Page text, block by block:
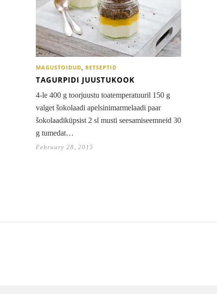
MAGUSTOIDUD, RETSEPTID
TAGURPIDI JUUSTUKOOK
4-le 400 g toorjuustu toatemperatuuril 150 g
valget šokolaadi apelsinimarmelaadi paar
šokolaadiküpsist 2 sl musti seesamiseemneid 30
g tumedat…
February 28, 2015